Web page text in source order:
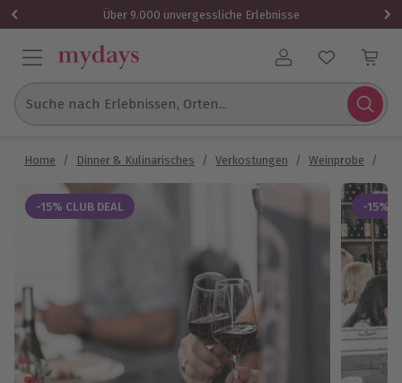
Über 9.000 unvergessliche Erlebnisse
Benutzerkonto
Suche nach Erlebnissen, Orten...
Home / Dinner & Kulinarisches / Verkostungen / Weinprobe /
-15% CLUB DEAL -15%